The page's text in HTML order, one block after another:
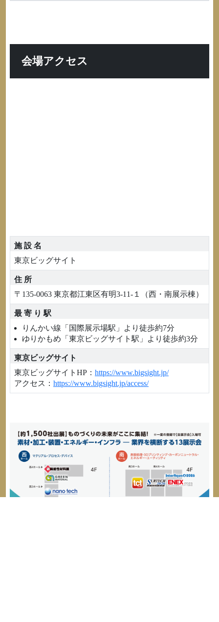
会場アクセス
施 設 名
東京ビッグサイト
住 所
〒135-0063 東京都江東区有明3-11-１（西・南展示棟）
最 寄 り 駅
りんかい線「国際展示場駅」より徒歩約7分
ゆりかもめ「東京ビッグサイト駅」より徒歩約3分
東京ビッグサイト
東京ビッグサイトHP： https://www.bigsight.jp/
アクセス： https://www.bigsight.jp/access/